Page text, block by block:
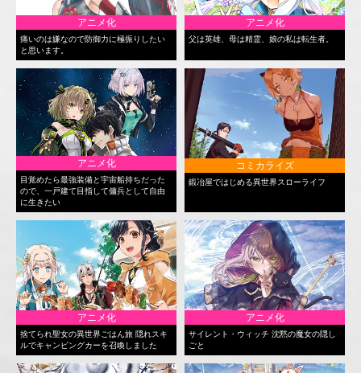
アニメ化
痛いのは嫌なので防御力に極振りしたい
と思います。
アニメ化
父は英雄、母は精霊、娘の私は転生者。
アニメ化
目覚めたら最強装備と宇宙船持ちだった
ので、一戸建て目指して傭兵として自由
に生きたい
コミカライズ
鍛冶屋ではじめる異世界スローライフ
アニメ化
捨てられ聖女の異世界ごはん旅 隠れスキ
ルでキャンピングカーを召喚しました
アニメ化
サイレント・ウィッチ 沈黙の魔女の隠し
ごと